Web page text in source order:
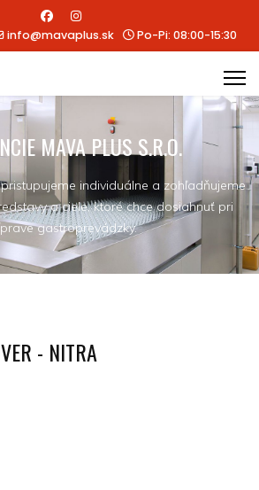
info@mavaplus.sk Po-Pi: 08:00-15:30
MAVA PLUS S.R.O.
individuálne a zohľadňujeme
a ciele, ktoré chce dosiahnuť pri
gastroprevádzky.
- NITRA